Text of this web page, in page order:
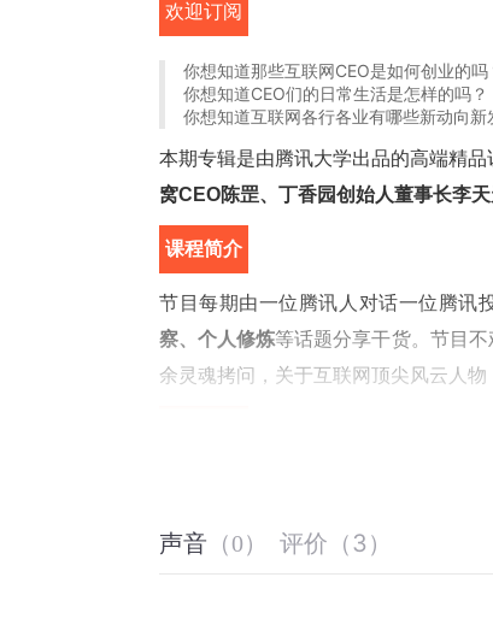
欢迎订阅
你想知道那些互联网CEO是如何创业的吗
你想知道CEO们的日常生活是怎样的吗？
你想知道互联网各行各业有哪些新动向新
本期专辑是由腾讯大学出品的高端精
窝CEO陈罡、丁香园创始人董事长李
课程简介
节目每期由一位腾讯人对话一位腾讯
察、个人修炼等话题分享干货。节目
余灵魂拷问，关于互联网顶尖风云人物
▲ CEO的个人人生修炼法则
声音 （0） 评价 （3 ）